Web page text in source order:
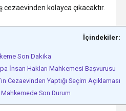
kolayca çıkacaktır.
İçindekiler:
Son Dakika
İnsan Hakları Mahkemesi Başvurusu
Cezaevinden Yaptığı Seçim Açıklaması
Son Durum